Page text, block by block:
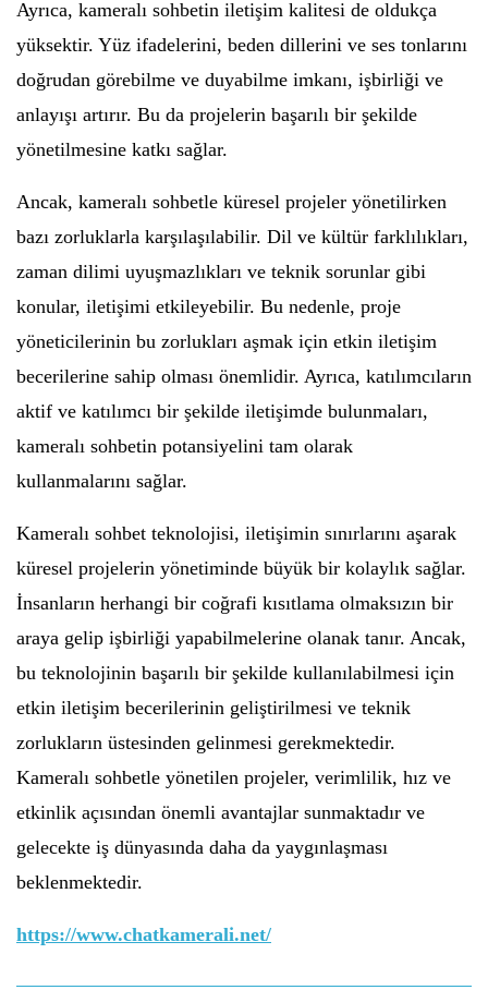
Ayrıca, kameralı sohbetin iletişim kalitesi de oldukça
yüksektir. Yüz ifadelerini, beden dillerini ve ses tonlarını
doğrudan görebilme ve duyabilme imkanı, işbirliği ve
anlayışı artırır. Bu da projelerin başarılı bir şekilde
yönetilmesine katkı sağlar.
Ancak, kameralı sohbetle küresel projeler yönetilirken
bazı zorluklarla karşılaşılabilir. Dil ve kültür farklılıkları,
zaman dilimi uyuşmazlıkları ve teknik sorunlar gibi
konular, iletişimi etkileyebilir. Bu nedenle, proje
yöneticilerinin bu zorlukları aşmak için etkin iletişim
becerilerine sahip olması önemlidir. Ayrıca, katılımcıların
aktif ve katılımcı bir şekilde iletişimde bulunmaları,
kameralı sohbetin potansiyelini tam olarak
kullanmalarını sağlar.
Kameralı sohbet teknolojisi, iletişimin sınırlarını aşarak
küresel projelerin yönetiminde büyük bir kolaylık sağlar.
İnsanların herhangi bir coğrafi kısıtlama olmaksızın bir
araya gelip işbirliği yapabilmelerine olanak tanır. Ancak,
bu teknolojinin başarılı bir şekilde kullanılabilmesi için
etkin iletişim becerilerinin geliştirilmesi ve teknik
zorlukların üstesinden gelinmesi gerekmektedir.
Kameralı sohbetle yönetilen projeler, verimlilik, hız ve
etkinlik açısından önemli avantajlar sunmaktadır ve
gelecekte iş dünyasında daha da yaygınlaşması
beklenmektedir.
https://www.chatkamerali.net/